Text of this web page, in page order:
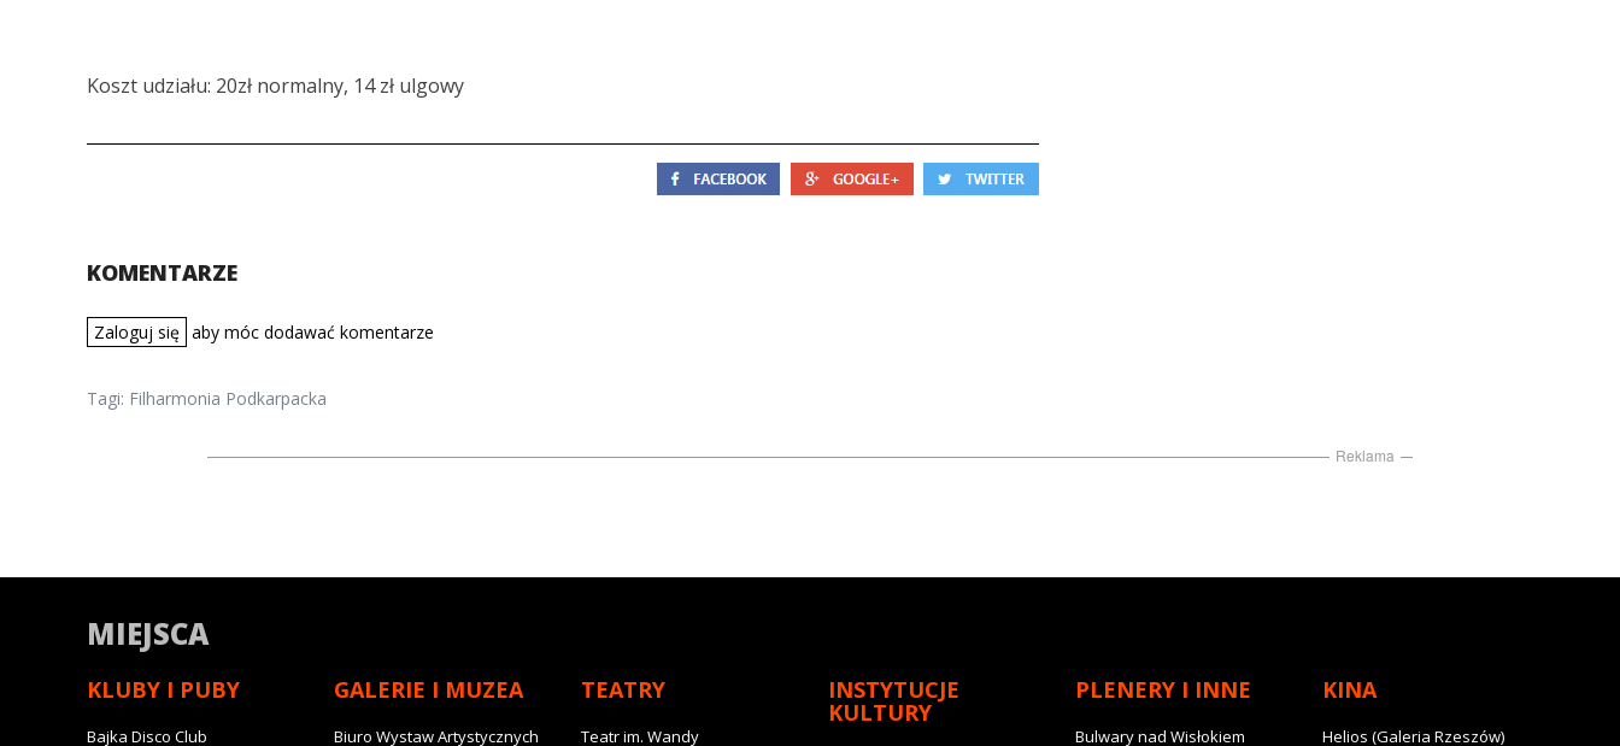
Koszt udziału: 20zł normalny, 14 zł ulgowy
KOMENTARZE
Zaloguj się aby móc dodawać komentarze
Tagi: Filharmonia Podkarpacka
Reklama
MIEJSCA
KLUBY I PUBY
Bajka Disco Club
GALERIE I MUZEA
Biuro Wystaw Artystycznych
TEATRY
Teatr im. Wandy
INSTYTUCJE
KULTURY
PLENERY I INNE
Bulwary nad Wisłokiem
KINA
Helios (Galeria Rzeszów)